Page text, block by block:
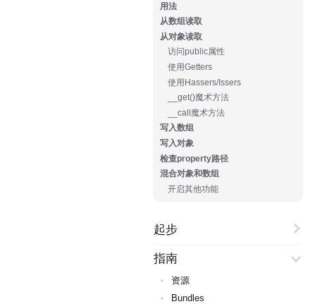
用法
从数组读取
从对象读取
访问public属性
使用Getters
使用Hassers/Issers
__get()魔术方法
__call魔术方法
写入数组
写入对象
检查property路径
混合对象和数组
开启其他功能
起步
指南
资源
Bundles